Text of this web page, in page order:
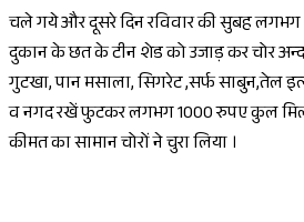
चले गये और दूसरे दिन रविवार की सुबह
दुकान के छत के टीन शेड को उजाड़ कर चोर
गुटखा, पान मसाला, सिगरेट ,सर्फ साबुन,तेल
व नगद रखें फुटकर लगभग 1000 रुपए कुल
कीमत का सामान चोरों ने चुरा लिया ।